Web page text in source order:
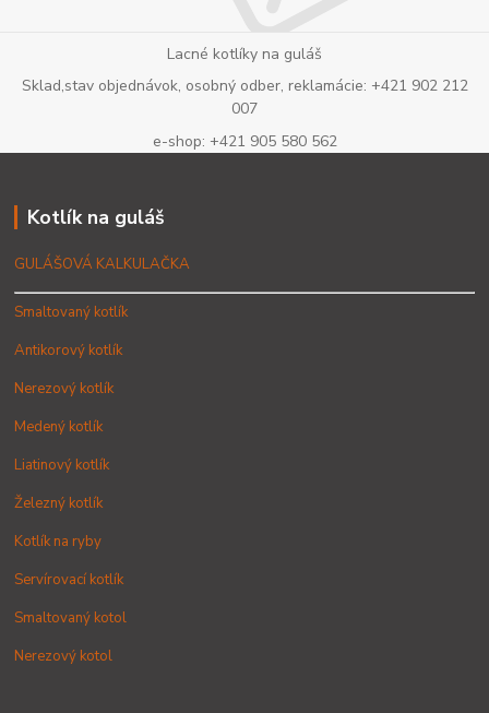
Lacné kotlíky na guláš
Sklad,stav objednávok, osobný odber, reklamácie: +421 902 212
007
e-shop: +421 905 580 562
Kotlík na guláš
GULÁŠOVÁ KALKULAČKA
Smaltovaný kotlík
Antikorový kotlík
Nerezový kotlík
Medený kotlík
Liatinový kotlík
Železný kotlík
Kotlík na ryby
Servírovací kotlík
Smaltovaný kotol
Nerezový kotol